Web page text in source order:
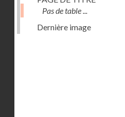
Pas de table ...
Dernière image